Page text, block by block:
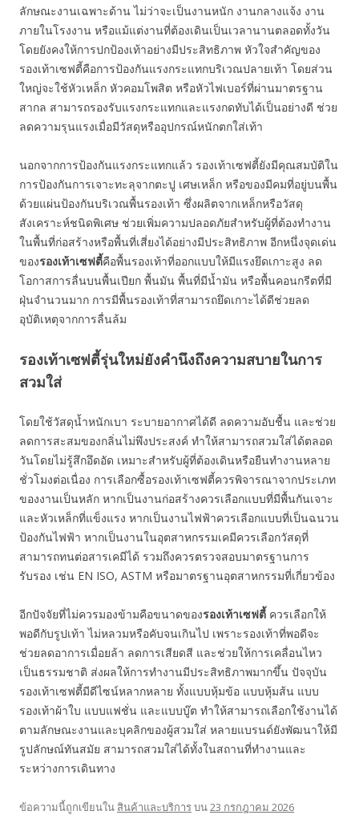
ลักษณะงานเฉพาะด้าน ไม่ว่าจะเป็นงานหนัก งานกลางแจ้ง งาน
ภายในโรงงาน หรือแม้แต่งานที่ต้องเดินเป็นเวลานานตลอดทั้งวัน
โดยยังคงให้การปกป้องเท้าอย่างมีประสิทธิภาพ หัวใจสำคัญของ
รองเท้าเซฟตี้คือการป้องกันแรงกระแทกบริเวณปลายเท้า โดยส่วน
ใหญ่จะใช้หัวเหล็ก หัวคอมโพสิต หรือหัวไฟเบอร์ที่ผ่านมาตรฐาน
สากล สามารถรองรับแรงกระแทกและแรงกดทับได้เป็นอย่างดี ช่วย
ลดความรุนแรงเมื่อมีวัสดุหรืออุปกรณ์หนักตกใส่เท้า
นอกจากการป้องกันแรงกระแทกแล้ว รองเท้าเซฟตี้ยังมีคุณสมบัติใน
การป้องกันการเจาะทะลุจากตะปู เศษเหล็ก หรือของมีคมที่อยู่บนพื้น
ด้วยแผ่นป้องกันบริเวณพื้นรองเท้า ซึ่งผลิตจากเหล็กหรือวัสดุ
สังเคราะห์ชนิดพิเศษ ช่วยเพิ่มความปลอดภัยสำหรับผู้ที่ต้องทำงาน
ในพื้นที่ก่อสร้างหรือพื้นที่เสี่ยงได้อย่างมีประสิทธิภาพ อีกหนึ่งจุดเด่น
ของรองเท้าเซฟตี้คือพื้นรองเท้าที่ออกแบบให้มีแรงยึดเกาะสูง ลด
โอกาสการลื่นบนพื้นเปียก พื้นมัน พื้นที่มีน้ำมัน หรือพื้นคอนกรีตที่มี
ฝุ่นจำนวนมาก การมีพื้นรองเท้าที่สามารถยึดเกาะได้ดีช่วยลด
อุบัติเหตุจากการลื่นล้ม
รองเท้าเซฟตี้รุ่นใหม่ยังคำนึงถึงความสบายในการ
สวมใส่
โดยใช้วัสดุน้ำหนักเบา ระบายอากาศได้ดี ลดความอับชื้น และช่วย
ลดการสะสมของกลิ่นไม่พึงประสงค์ ทำให้สามารถสวมใส่ได้ตลอด
วันโดยไม่รู้สึกอึดอัด เหมาะสำหรับผู้ที่ต้องเดินหรือยืนทำงานหลาย
ชั่วโมงต่อเนื่อง การเลือกซื้อรองเท้าเซฟตี้ควรพิจารณาจากประเภท
ของงานเป็นหลัก หากเป็นงานก่อสร้างควรเลือกแบบที่มีพื้นกันเจาะ
และหัวเหล็กที่แข็งแรง หากเป็นงานไฟฟ้าควรเลือกแบบที่เป็นฉนวน
ป้องกันไฟฟ้า หากเป็นงานในอุตสาหกรรมเคมีควรเลือกวัสดุที่
สามารถทนต่อสารเคมีได้ รวมถึงควรตรวจสอบมาตรฐานการ
รับรอง เช่น EN ISO, ASTM หรือมาตรฐานอุตสาหกรรมที่เกี่ยวข้อง
อีกปัจจัยที่ไม่ควรมองข้ามคือขนาดของรองเท้าเซฟตี้ ควรเลือกให้
พอดีกับรูปเท้า ไม่หลวมหรือคับจนเกินไป เพราะรองเท้าที่พอดีจะ
ช่วยลดอาการเมื่อยล้า ลดการเสียดสี และช่วยให้การเคลื่อนไหว
เป็นธรรมชาติ ส่งผลให้การทำงานมีประสิทธิภาพมากขึ้น ปัจจุบัน
รองเท้าเซฟตี้มีดีไซน์หลากหลาย ทั้งแบบหุ้มข้อ แบบหุ้มส้น แบบ
รองเท้าผ้าใบ แบบแฟชั่น และแบบบู๊ต ทำให้สามารถเลือกใช้งานได้
ตามลักษณะงานและบุคลิกของผู้สวมใส่ หลายแบรนด์ยังพัฒนาให้มี
รูปลักษณ์ทันสมัย สามารถสวมใส่ได้ทั้งในสถานที่ทำงานและ
ระหว่างการเดินทาง
ข้อความนี้ถูกเขียนใน สินค้าและบริการบน23 กรกฎาคม 2026